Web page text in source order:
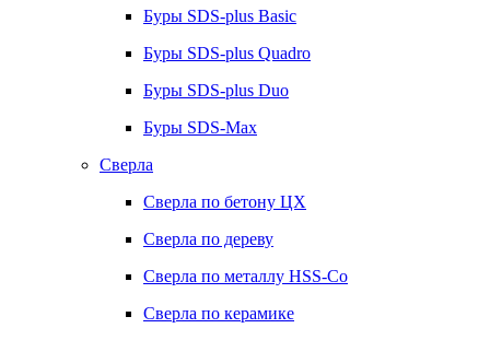
Буры SDS-plus Basic
Буры SDS-plus Quadro
Буры SDS-plus Duo
Буры SDS-Max
Сверла
Сверла по бетону ЦХ
Сверла по дереву
Сверла по металлу HSS-Co
Сверла по керамике